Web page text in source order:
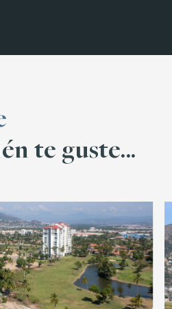
te guste...